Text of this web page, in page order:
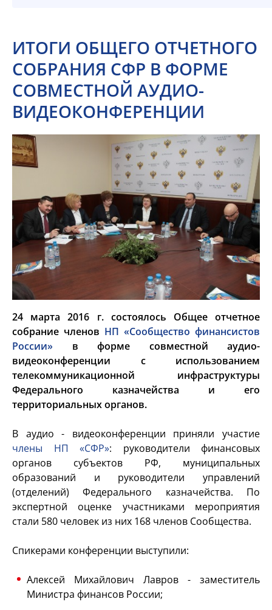
ИТОГИ ОБЩЕГО ОТЧЕТНОГО
СОБРАНИЯ СФР В ФОРМЕ
СОВМЕСТНОЙ АУДИО-
ВИДЕОКОНФЕРЕНЦИИ
24 марта 2016 г. состоялось Общее отчетное
собрание членов НП «Сообщество финансистов
России» в форме совместной аудио-
видеоконференции с использованием
телекоммуникационной инфраструктуры
Федерального казначейства и его
территориальных органов.
В аудио - видеоконференции приняли участие
члены НП «СФР»: руководители финансовых
органов субъектов РФ, муниципальных
образований и руководители управлений
(отделений) Федерального казначейства. По
экспертной оценке участниками мероприятия
стали 580 человек из них 168 членов Сообщества.
Спикерами конференции выступили:
Алексей Михайлович Лавров - заместитель
Министра финансов России;